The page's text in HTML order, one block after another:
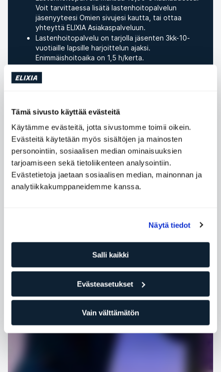
Tämä sivusto käyttää evästeitä
Käytämme evästeitä, jotta sivustomme toimii oikein.
Evästeitä käytetään myös sisältöjen ja mainosten
personointiin, sosiaalisen median ominaisuuksien
tarjoamiseen sekä tietoliikenteen analysointiin.
Evästetietoja jaetaan sosiaalisen median, mainonnan ja
analytiikkakumppaneidemme kanssa.
Näytä tiedot
Salli kaikki
Evästeasetukset
Vain välttämätön
Voit tarvittaessa lisätä lastenhoitopalvelun
jäsenyyteesi Omien sivujesi kautta, tai ottaa
yhteyttä ELIXIA Asiakaspalveluun.
Lastenhoitopalvelu on tarjolla jäsenten 3kk-10-
vuotiaille lapsille harjoittelun ajaksi.
Enimmäishoitoaika on 1,5 h/kerta.
lastenhoitopalvelun aukioloajoista, sekä siitä, missä
etukäteen. Varaathan tarpeeksi aikaa tuodessasi
lasta hoitoon ilmoittautumista varten.
Lue lastenhoidon säännöt ennen ensimmäistä
vierailuanne.